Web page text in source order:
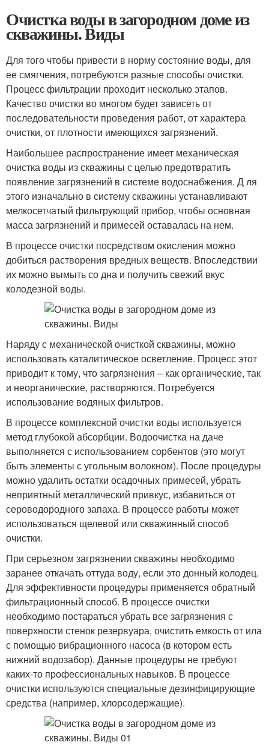
Очистка воды в загородном доме из
скважины. Виды
Для того чтобы привести в норму состояние воды, для
ее смягчения, потребуются разные способы очистки.
Процесс фильтрации проходит несколько этапов.
Качество очистки во многом будет зависеть от
последовательности проведения работ, от характера
очистки, от плотности имеющихся загрязнений.
Наибольшее распространение имеет механическая
очистка воды из скважины с целью предотвратить
появление загрязнений в системе водоснабжения. Д ля
этого изначально в систему скважины устанавливают
мелкосетчатый фильтрующий прибор, чтобы основная
масса загрязнений и примесей оставалась на нем.
В процессе очистки посредством окисления можно
добиться растворения вредных веществ. Впоследствии
их можно вымыть со дна и получить свежий вкус
колодезной воды.
Наряду с механической очисткой скважины, можно
использовать каталитическое осветление. Процесс этот
приводит к тому, что загрязнения – как органические, так
и неорганические, растворяются. Потребуется
использование водяных фильтров.
В процессе комплексной очистки воды используется
метод глубокой абсорбции. Водоочистка на даче
выполняется с использованием сорбентов (это могут
быть элементы с угольным волокном). После процедуры
можно удалить остатки осадочных примесей, убрать
неприятный металлический привкус, избавиться от
сероводородного запаха. В процессе работы может
использоваться щелевой или скважинный способ
очистки.
При серьезном загрязнении скважины необходимо
заранее откачать оттуда воду, если это донный колодец.
Для эффективности процедуры применяется обратный
фильтрационный способ. В процессе очистки
необходимо постараться убрать все загрязнения с
поверхности стенок резервуара, очистить емкость от ила
с помощью вибрационного насоса (в котором есть
нижний водозабор). Данные процедуры не требуют
каких-то профессиональных навыков. В процессе
очистки используются специальные дезинфицирующие
средства (например, хлорсодержащие).